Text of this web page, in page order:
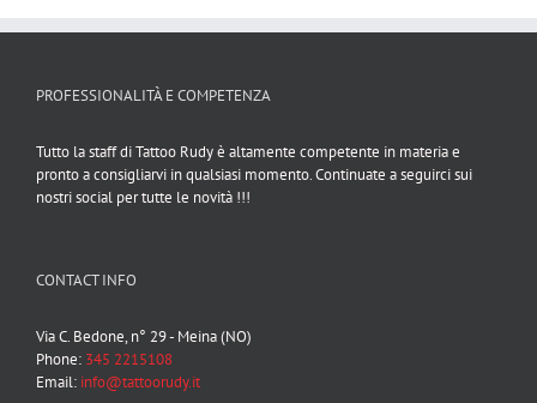
PROFESSIONALITÀ E COMPETENZA
Tutto la staff di Tattoo Rudy è altamente competente in materia e
pronto a consigliarvi in qualsiasi momento. Continuate a seguirci sui
nostri social per tutte le novità !!!
CONTACT INFO
Via C. Bedone, n° 29 - Meina (NO)
Phone: 345 2215108
Email: info@tattoorudy.it